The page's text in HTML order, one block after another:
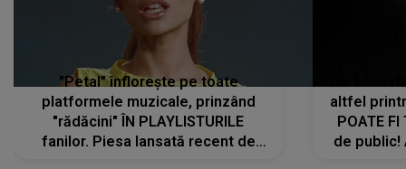
"Petal" înflorește pe toate
platformele muzicale, prinzând
"rădăcini" ÎN PLAYLISTURILE
fanilor. Piesa lansată recent de
altfel
POATE FI
de public!